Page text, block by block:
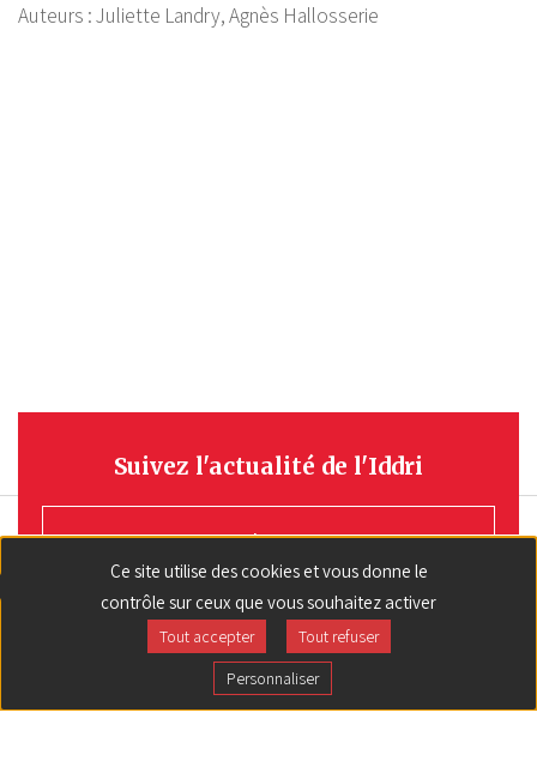
Auteurs :Juliette Landry,Agnès Hallosserie
Suivez l'actualité de l'Iddri
S'INSCRIRE
Pied
Ce site utilise des cookies et vous donne le
contrôle sur ceux que vous souhaitez activer
Tout accepter
Tout refuser
Personnaliser